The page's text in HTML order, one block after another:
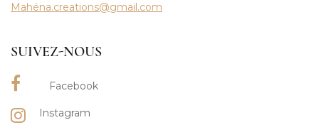
Mahéna.creations@gmail.com
SUIVEZ-NOUS
Facebook
Instagram